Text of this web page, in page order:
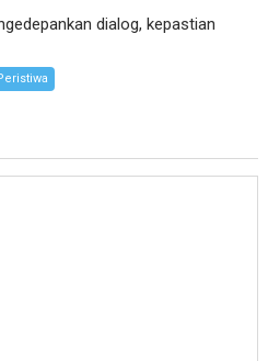
dialog, kepastian